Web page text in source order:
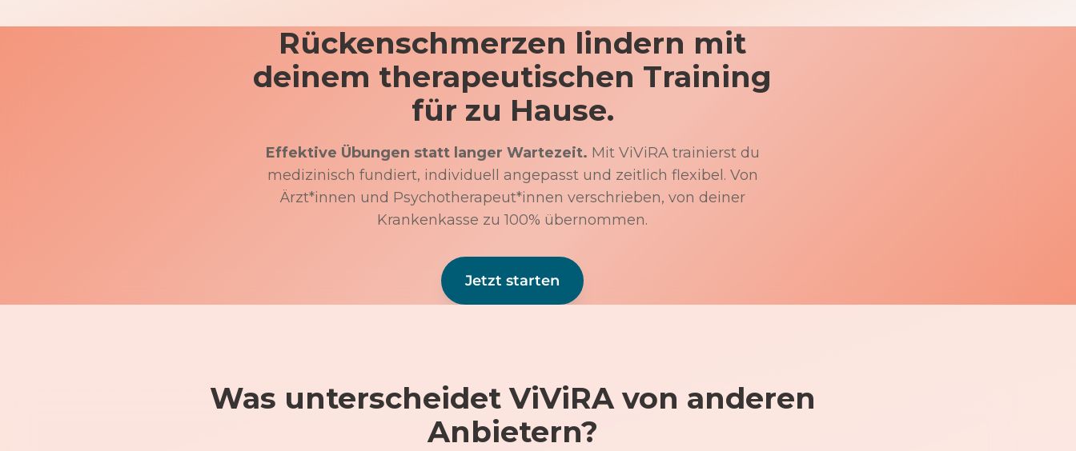
Rückenschmerzen lindern mit
deinem therapeutischen Training
für zu Hause.
Effektive Übungen statt langer Wartezeit. Mit ViViRA trainierst du
medizinisch fundiert, individuell angepasst und zeitlich flexibel. Von
Ärzt*innen und Psychotherapeut*innen verschrieben, von deiner
Krankenkasse zu 100% übernommen.
Jetzt starten
Was unterscheidet ViViRA von anderen
Anbietern?